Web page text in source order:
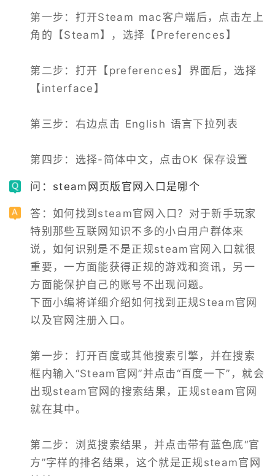
第一步：打开Steam mac客户端后，点击左上
角的【Steam】，选择【Preferences】
第二步：打开【preferences】界面后，选择
【interface】
第三步：右边点击 English 语言下拉列表
第四步：选择-简体中文，点击OK 保存设置
问：steam网页版官网入口是哪个
答：如何找到steam官网入口？对于新手玩家
特别那些互联网知识不多的小白用户群体来
说，如何识别是不是正规steam官网入口就很
重要，一方面能获得正规的游戏和资讯，另一
方面能保护自己的账号不出现问题。
下面小编将详细介绍如何找到正规Steam官网
以及官网注册入口。
第一步：打开百度或其他搜索引擎，并在搜索
框内输入“Steam官网”并点击“百度一下”，就会
出现steam官网的搜索结果，正规steam官网
就在其中。
第二步：浏览搜索结果，并点击带有蓝色底“官
方”字样的排名结果，这个就是正规steam官网